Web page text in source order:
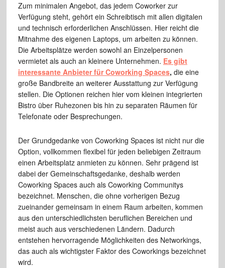
Zum minimalen Angebot, das jedem Coworker zur
Verfügung steht, gehört ein Schreibtisch mit allen digitalen
und technisch erforderlichen Anschlüssen. Hier reicht die
Mitnahme des eigenen Laptops, um arbeiten zu können.
Die Arbeitsplätze werden sowohl an Einzelpersonen
vermietet als auch an kleinere Unternehmen. Es gibt
interessante Anbieter für Coworking Spaces, die eine
große Bandbreite an weiterer Ausstattung zur Verfügung
stellen. Die Optionen reichen hier vom kleinen integrierten
Bistro über Ruhezonen bis hin zu separaten Räumen für
Telefonate oder Besprechungen.
Der Grundgedanke von Coworking Spaces ist nicht nur die
Option, vollkommen flexibel für jeden beliebigen Zeitraum
einen Arbeitsplatz anmieten zu können. Sehr prägend ist
dabei der Gemeinschaftsgedanke, deshalb werden
Coworking Spaces auch als Coworking Communitys
bezeichnet. Menschen, die ohne vorherigen Bezug
zueinander gemeinsam in einem Raum arbeiten, kommen
aus den unterschiedlichsten beruflichen Bereichen und
meist auch aus verschiedenen Ländern. Dadurch
entstehen hervorragende Möglichkeiten des Networkings,
das auch als wichtigster Faktor des Coworkings bezeichnet
wird.